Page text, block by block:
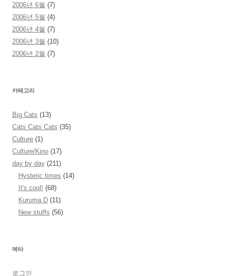
2006년 6월 (7)
2006년 5월 (4)
2006년 4월 (7)
2006년 3월 (10)
2006년 2월 (7)
카테고리
Big Cats (13)
Cats Cats Cats (35)
Culture (1)
Culture/Kino (17)
day by day (211)
Hysteric times (14)
It's cool! (68)
Kuruma D (11)
New stuffs (56)
메타
로그인